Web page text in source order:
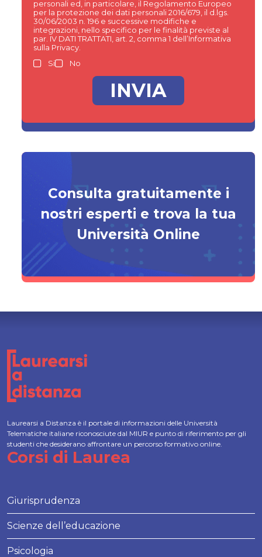
personali ed, in particolare, il Regolamento Europeo
per la protezione dei dati personali 2016/679, il d.lgs.
30/06/2003 n. 196 e successive modifiche e
integrazioni, nello specifico per le finalità previste al
par. IV DATI TRATTATI, art. 2, comma 1 dell’Informativa
sulla Privacy.
Si
No
Consulta gratuitamente i
nostri esperti e trova la tua
Università Online
Laurearsi a Distanza è il portale di informazioni delle Università
Telematiche italiane riconosciute dal MIUR e punto di riferimento per gli
studenti che desiderano affrontare un percorso formativo online.
Corsi di Laurea
Giurisprudenza
Scienze dell’educazione
Psicologia